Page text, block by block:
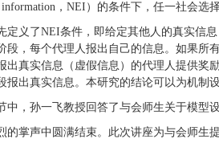
information，NEI）的条件下，任一社会
定义了NEI条件，即给定其他人的真实信
段，每个代理人报出自己的信息。如果所
出真实信息（虚假信息）的代理人提供奖
报出真实信息。本研究的结论可以为机制
中，孙一飞教授回答了与会师生关于模型
的掌声中圆满结束。此次讲座为与会师生